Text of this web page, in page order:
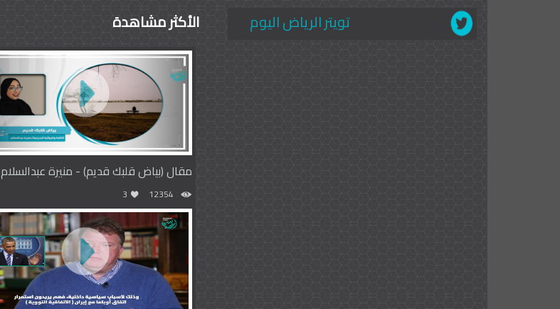
تويتر الرياض اليوم الأكثر مشاهدة
مقال (بياض قلبك قديم) - منيرة عبدالسلام
12354
3